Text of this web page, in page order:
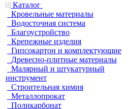
Каталог
Кровельные материалы
Водосточная система
Благоустройство
Крепежные изделия
Гипсокартон и комплектующие
Древесно-плитные материалы
Малярный и штукатурный
инструмент
Строительная химия
Металлопрокат
Поликарбонат